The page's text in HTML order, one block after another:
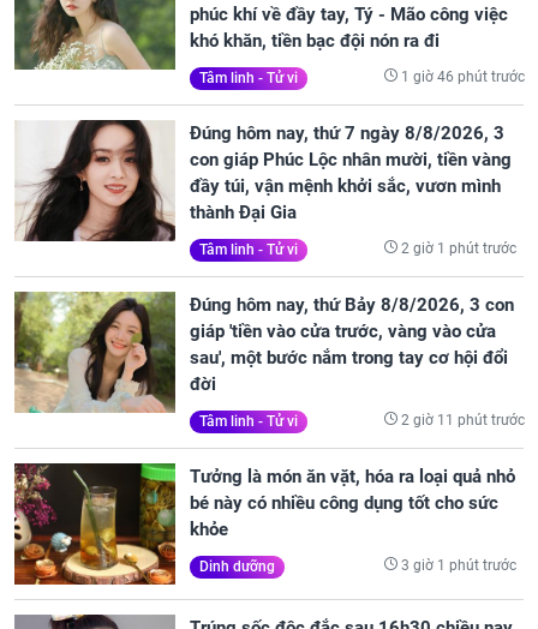
phúc khí về đầy tay, Tý - Mão công việc
khó khăn, tiền bạc đội nón ra đi
Tâm linh - Tử vi 1 giờ 46 phút trước
Đúng hôm nay, thứ 7 ngày 8/8/2026, 3
con giáp Phúc Lộc nhân mười, tiền vàng
đầy túi, vận mệnh khởi sắc, vươn mình
thành Đại Gia
Tâm linh - Tử vi 2 giờ 1 phút trước
Đúng hôm nay, thứ Bảy 8/8/2026, 3 con
giáp 'tiền vào cửa trước, vàng vào cửa
sau', một bước nắm trong tay cơ hội đổi
đời
Tâm linh - Tử vi 2 giờ 11 phút trước
Tưởng là món ăn vặt, hóa ra loại quả nhỏ
bé này có nhiều công dụng tốt cho sức
khỏe
Dinh dưỡng 3 giờ 1 phút trước